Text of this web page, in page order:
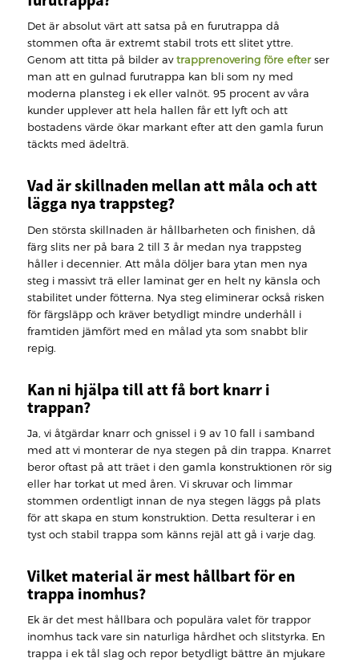
Det är absolut värt att satsa på en furutrappa då
stommen ofta är extremt stabil trots ett slitet yttre.
Genom att titta på bilder avtrapprenovering före efterser
man att en gulnad furutrappa kan bli som ny med
moderna plansteg i ek eller valnöt. 95 procent av våra
kunder upplever att hela hallen får ett lyft och att
bostadens värde ökar markant efter att den gamla furun
täckts med ädelträ.
Vad är skillnaden mellan att måla och att
lägga nya trappsteg?
Den största skillnaden är hållbarheten och finishen, då
färg slits ner på bara 2 till 3 år medan nya trappsteg
håller i decennier. Att måla döljer bara ytan men nya
steg i massivt trä eller laminat ger en helt ny känsla och
stabilitet under fötterna. Nya steg eliminerar också risken
för färgsläpp och kräver betydligt mindre underhåll i
framtiden jämfört med en målad yta som snabbt blir
repig.
Kan ni hjälpa till att få bort knarr i
trappan?
Ja, vi åtgärdar knarr och gnissel i 9 av 10 fall i samband
med att vi monterar de nya stegen på din trappa. Knarret
beror oftast på att träet i den gamla konstruktionen rör sig
eller har torkat ut med åren. Vi skruvar och limmar
stommen ordentligt innan de nya stegen läggs på plats
för att skapa en stum konstruktion. Detta resulterar i en
tyst och stabil trappa som känns rejäl att gå i varje dag.
Vilket material är mest hållbart för en
trappa inomhus?
Ek är det mest hållbara och populära valet för trappor
inomhus tack vare sin naturliga hårdhet och slitstyrka. En
trappa i ek tål slag och repor betydligt bättre än mjukare